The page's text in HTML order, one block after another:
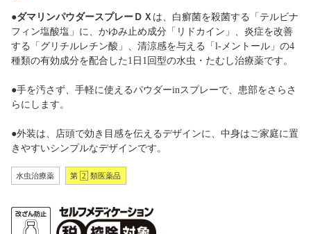
●ダマリンパウダースプレーＤＸ は、白癬菌を殺菌する「テルビナ
フィン塩酸塩」に、かゆみ止め成分「リドカイン」、炎症を改善
する「グリチルレチン酸」、清涼感を与える「l-メントール」の4
種類の有効成分を配合した1日1回型の水虫・たむし治療薬です。
●手を汚さず、手軽に使えるパウダーinスプレーで、患部をさらさ
らにします。
●外装は、店頭で効き目感を伝えるデザインに、中身はご家庭に置
きやすいシンプルなデザインです。
水虫治療薬 第 2 類医薬品